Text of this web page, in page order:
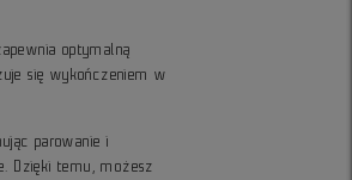
optymalną
się wykończeniem w
parowanie i
Dzięki temu, możesz